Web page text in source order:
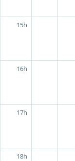
15h
16h
17h
18h